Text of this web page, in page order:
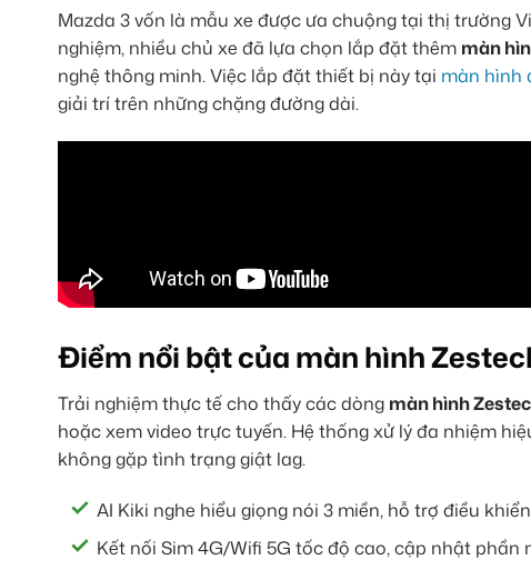
Mazda 3 vốn là mẫu xe được ưa chuộng tại thị trường
nghiệm, nhiều chủ xe đã lựa chọn lắp đặt thêm màn
nghệ thông minh. Việc lắp đặt thiết bị này tại màn hình
giải trí trên những chặng đường dài.
Điểm nổi bật của màn hình
Trải nghiệm thực tế cho thấy các dòng màn hình
hoặc xem video trực tuyến. Hệ thống xử lý đa nhiệm
không gặp tình trạng giật lag.
AI Kiki nghe hiểu giọng nói 3 miền, hỗ trợ điều
Kết nối Sim 4G/Wifi 5G tốc độ cao, cập nhật phần